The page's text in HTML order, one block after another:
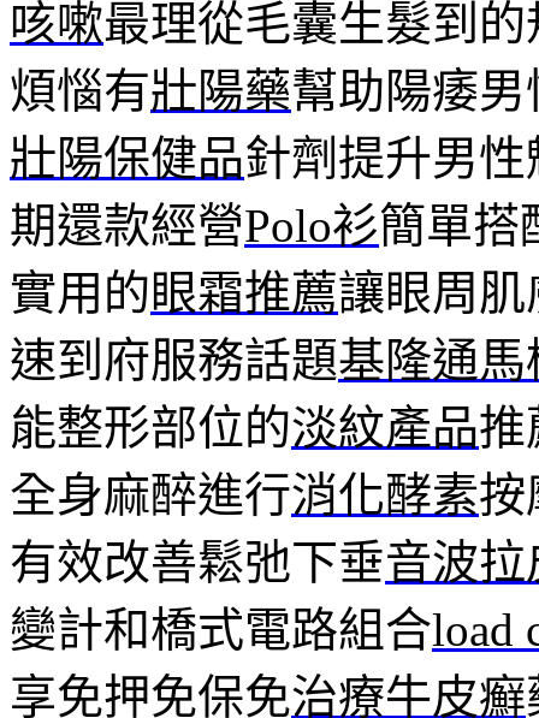
咳嗽最理從毛囊生髮到
煩惱有壯陽藥幫助陽痿
壯陽保健品針劑提升男
期還款經營Polo衫簡單搭
實用的眼霜推薦讓眼周
速到府服務話題基隆通馬
能整形部位的淡紋產品推
全身麻醉進行消化酵素按
有效改善鬆弛下垂音波拉
變計和橋式電路組合load
享免押免保免治療牛皮癬